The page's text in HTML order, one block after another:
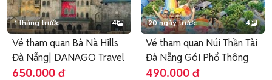
1 tháng trước 4
Vé tham quan Bà Nà Hills
Đà Nẵng| DANAGO Travel
650.000 đ
20 ngày trước 4
Vé tham quan Núi Thần Tài
Đà Nẵng Gói Phổ Thông
490.000 đ